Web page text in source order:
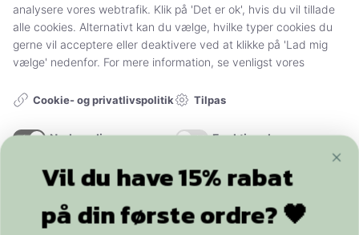
FØLG OS
YDERLIGERE INFO
analysere vores webtrafik. Klik på 'Det er ok', hvis du vil tillade
alle cookies. Alternativt kan du vælge, hvilke typer cookies du
gerne vil acceptere eller deaktivere ved at klikke på 'Lad mig
vælge' nedenfor. For mere information, se venligst vores
Cookie- og privatlivspolitik Tilpas
Nødvendig
Funktionel
ACCEPTER ALLE OG LUK
Vil du have 15% rabat
på din første ordre? 🖤